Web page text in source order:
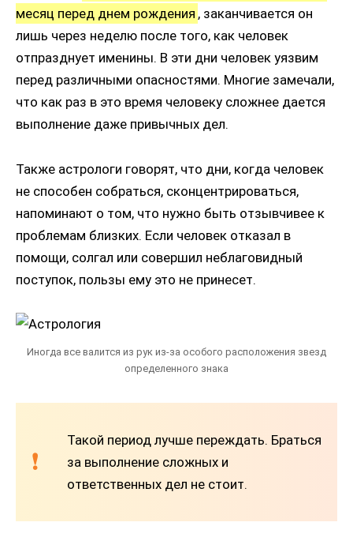
месяц перед днем рождения , заканчивается он
лишь через неделю после того, как человек
отпразднует именины. В эти дни человек уязвим
перед различными опасностями. Многие замечали,
что как раз в это время человеку сложнее дается
выполнение даже привычных дел.
Также астрологи говорят, что дни, когда человек
не способен собраться, сконцентрироваться,
напоминают о том, что нужно быть отзывчивее к
проблемам близких. Если человек отказал в
помощи, солгал или совершил неблаговидный
поступок, пользы ему это не принесет.
Иногда все валится из рук из-за особого расположения звезд
определенного знака
Такой период лучше переждать. Браться
за выполнение сложных и
ответственных дел не стоит.